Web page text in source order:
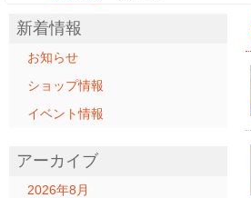
新着情報
お知らせ
ショップ情報
イベント情報
アーカイブ
2026年8月